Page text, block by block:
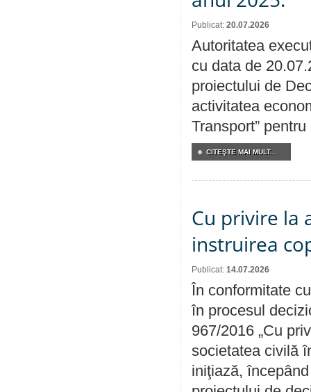
Publicat: 20.07.2026
Autoritatea
cu data de
proiectului de
activitatea
Transport” pentru
CITEŞTE MAI MULT...
Cu privire la
instruirea
Publicat: 14.07.2026
În conformitate
în procesul
967/2016 „Cu
societatea civilă
iniţiază,